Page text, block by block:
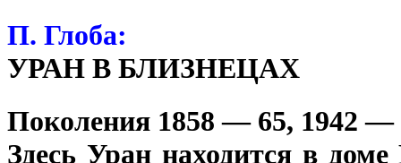
П. Глоба:
УРАН В БЛИЗНЕЦАХ
Поколения 1858 — 65, 1942 —
Здесь Уран находится в